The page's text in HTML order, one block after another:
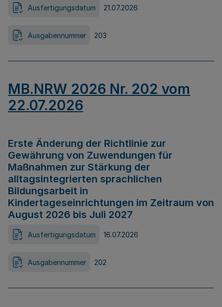
Ausfertigungsdatum 21.07.2026
Ausgabennummer 203
MB.NRW 2026 Nr. 202 vom
22.07.2026
Erste Änderung der Richtlinie zur
Gewährung von Zuwendungen für
Maßnahmen zur Stärkung der
alltagsintegrierten sprachlichen
Bildungsarbeit in
Kindertageseinrichtungen im Zeitraum von
August 2026 bis Juli 2027
Ausfertigungsdatum 16.07.2026
Ausgabennummer 202